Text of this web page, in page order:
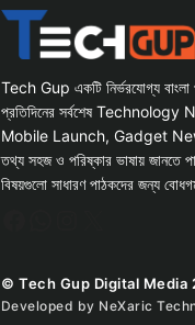
Tech Gup একটি নির্ভরযোগ্য বাংলা
প্রতিদিনের সর্বশেষ
Mobile Launch, Gadget
তথ্য সহজ ও পরিষ্কার ভাষায় জানতে
বিষয়গুলো সাধারণ পাঠকদের জন্য
© Tech Gup Digital Media
Developed by NeXaric